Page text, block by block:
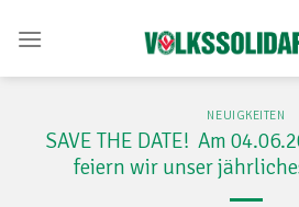
NEUIGKEITEN
SAVE THE DATE! Am
feiern wir unser